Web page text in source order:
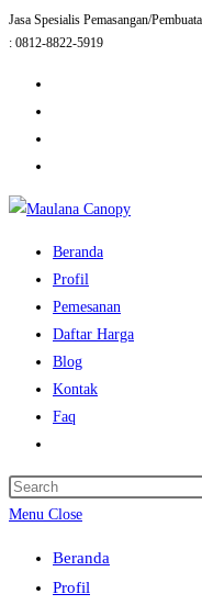
Skip
to
Jasa Spesialis Pemasangan/
: 0812-8822-5919
Beranda
Profil
Pemesanan
Daftar Harga
Blog
Kontak
Faq
search
Menu Close
Beranda
Profil